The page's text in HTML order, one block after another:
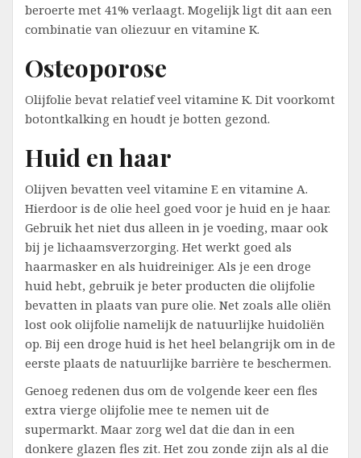
beroerte met 41% verlaagt. Mogelijk ligt dit aan een
combinatie van oliezuur en vitamine K.
Osteoporose
Olijfolie bevat relatief veel vitamine K. Dit voorkomt
botontkalking en houdt je botten gezond.
Huid en haar
Olijven bevatten veel vitamine E en vitamine A.
Hierdoor is de olie heel goed voor je huid en je haar.
Gebruik het niet dus alleen in je voeding, maar ook
bij je lichaamsverzorging. Het werkt goed als
haarmasker en als huidreiniger. Als je een droge
huid hebt, gebruik je beter producten die olijfolie
bevatten in plaats van pure olie. Net zoals alle oliën
lost ook olijfolie namelijk de natuurlijke huidoliën
op. Bij een droge huid is het heel belangrijk om in de
eerste plaats de natuurlijke barrière te beschermen.
Genoeg redenen dus om de volgende keer een fles
extra vierge olijfolie mee te nemen uit de
supermarkt. Maar zorg wel dat die dan in een
donkere glazen fles zit. Het zou zonde zijn als al die